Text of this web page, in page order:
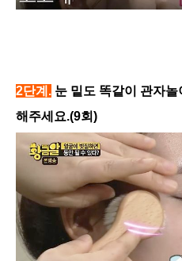
2단계. 눈 밑도 똑같이 관자
해주세요.(9회)